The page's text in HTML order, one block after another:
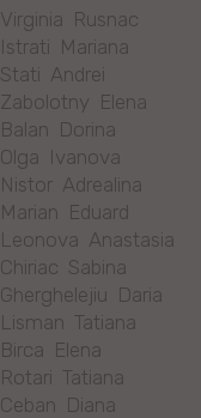
Virginia Rusnac
Istrati Mariana
Stati Andrei
Zabolotny Elena
Balan Dorina
Olga Ivanova
Nistor Adrealina
Marian Eduard
Leonova Anastasia
Chiriac Sabina
Gherghelejiu Daria
Lisman Tatiana
Birca Elena
Rotari Tatiana
Ceban Diana